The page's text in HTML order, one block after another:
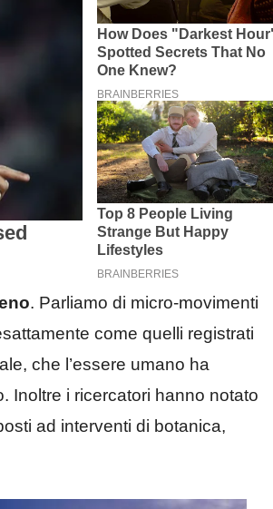
. Parliamo di micro-movimenti
come quelli registrati
che l’essere umano ha
Inoltre i ricercatori hanno notato
ad interventi di botanica,